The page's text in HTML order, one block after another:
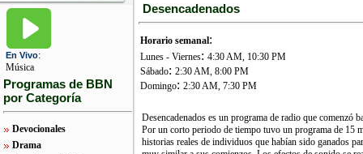
En Vivo:
Música
Programas de BBN
por Categoría
Devocionales
Drama
Desencadenados
Horario semanal:
Lunes - Viernes: 4:30 AM, 10:30 PM
Sábado: 2:30 AM, 8:00 PM
Domingo: 2:30 AM, 7:30 PM
Desencadenados es un programa de radio que comenzó
Por un corto periodo de tiempo tuvo un programa de 15
historias reales de individuos que habían sido ganados